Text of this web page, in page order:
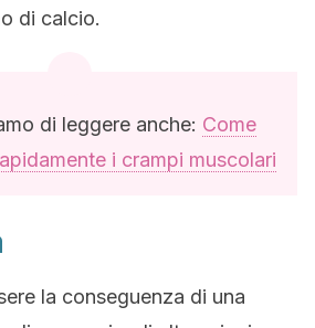
di calcio.
di leggere anche: Come
i crampi muscolari
la conseguenza di una